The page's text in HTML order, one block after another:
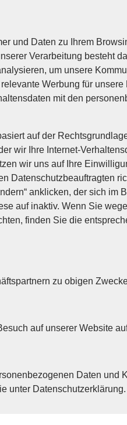
und Daten zu Ihrem
Verarbeitung besteht
um unsere
Werbung für
mit den
auf der
wir Ihre Internet-
wir uns auf Ihre
Datenschutzbeauftragten
anklicken, der sich im
auf inaktiv. Wenn Sie
finden Sie die
zu obigen
auf unserer Website
Daten und
unter Datenschutzerklärung.